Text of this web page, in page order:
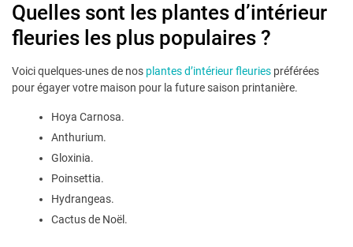
Quelles sont les plantes d’intérieur
fleuries les plus populaires ?
Voici quelques-unes de nos plantes d’intérieur fleuries préférées
pour égayer votre maison pour la future saison printanière.
Hoya Carnosa.
Anthurium.
Gloxinia.
Poinsettia.
Hydrangeas.
Cactus de Noël.